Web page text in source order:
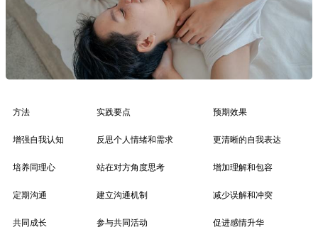
方法 实践要点 预期效果
增强自我认知 反思个人情绪和需求 更清晰的自我表达
培养同理心 站在对方角度思考 增加理解和包容
定期沟通 建立沟通机制 减少误解和冲突
共同成长 参与共同活动 促进感情升华